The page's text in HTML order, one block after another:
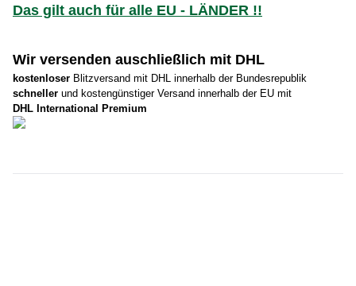
Das gilt auch für alle EU - LÄNDER !!
Wir versenden auschließlich mit DHL
kostenloser Blitzversand mit DHL innerhalb der Bundesrepublik
schneller und kostengünstiger Versand innerhalb der EU mit
DHL International Premium